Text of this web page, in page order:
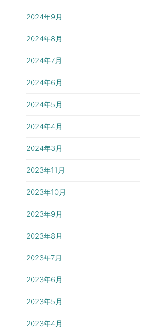
2024年9月
2024年8月
2024年7月
2024年6月
2024年5月
2024年4月
2024年3月
2023年11月
2023年10月
2023年9月
2023年8月
2023年7月
2023年6月
2023年5月
2023年4月